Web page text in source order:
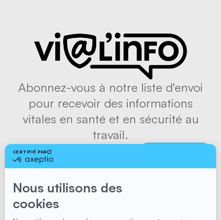
Abonnez-vous à notre liste d'envoi
pour recevoir des informations
vitales en santé et en sécurité au
travail.